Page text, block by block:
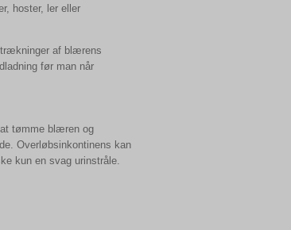
hoster, ler eller
af blærens
før man når
tømme blæren og
Overløbsinkontinens kan
kun en svag urinstråle.